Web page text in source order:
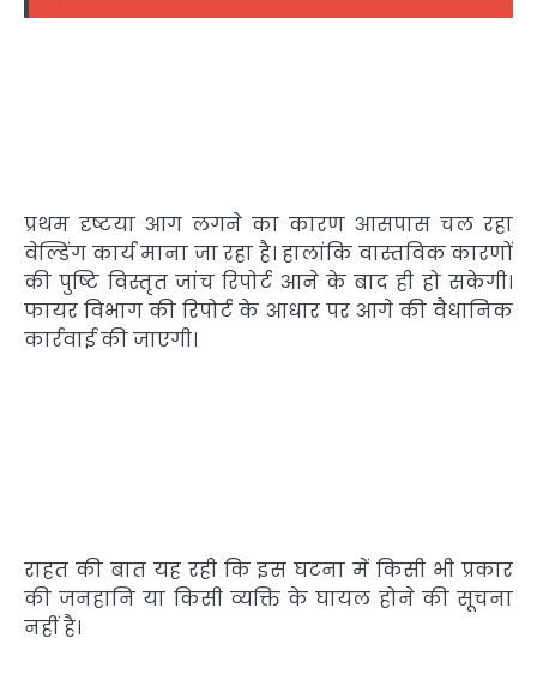
प्रथम दृष्टया आग लगने का कारण आसपास चल रहा
वेल्डिंग कार्य माना जा रहा है। हालांकि वास्तविक कारणों
की पुष्टि विस्तृत जांच रिपोर्ट आने के बाद ही हो सकेगी।
फायर विभाग की रिपोर्ट के आधार पर आगे की वैधानिक
कार्रवाई की जाएगी।
राहत की बात यह रही कि इस घटना में किसी भी प्रकार
की जनहानि या किसी व्यक्ति के घायल होने की सूचना
नहीं है।